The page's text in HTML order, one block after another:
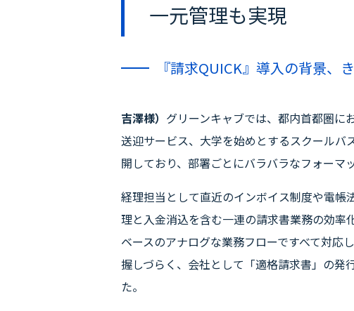
一元管理も実現
『請求QUICK』導入の背景、
吉澤様） グリーンキャブでは、都内首都圏に
送迎サービス、大学を始めとするスクール
開しており、部署ごとにバラバラなフォーマ
経理担当として直近のインボイス制度や電帳
理と入金消込を含む一連の請求書業務の効
ベースのアナログな業務フローですべて対
握しづらく、会社として「適格請求書」の発
た。